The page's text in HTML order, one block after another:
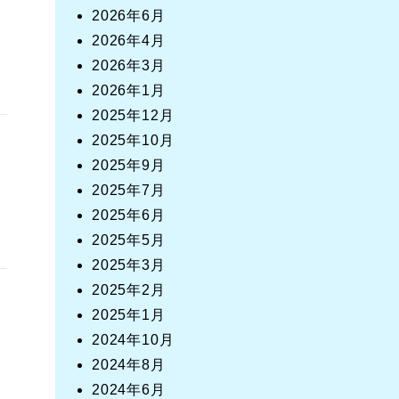
2026年6月
2026年4月
2026年3月
2026年1月
2025年12月
2025年10月
2025年9月
2025年7月
2025年6月
2025年5月
2025年3月
2025年2月
2025年1月
2024年10月
2024年8月
2024年6月